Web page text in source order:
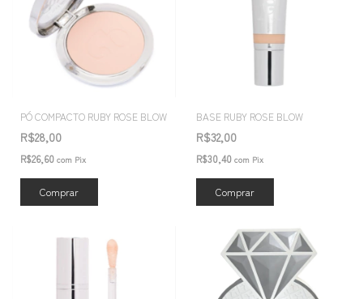
PÓ COMPACTO RUBY ROSE BLOW
R$28,00
R$26,60 com Pix
Comprar
BASE RUBY ROSE BLOW
R$32,00
R$30,40 com Pix
Comprar